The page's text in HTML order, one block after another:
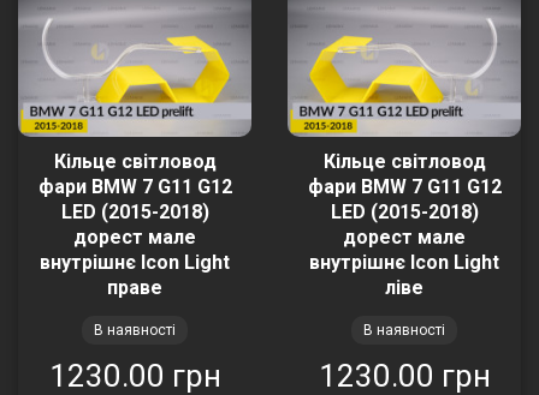
Кільце світловод
фари BMW 7 G11 G12
LED (2015-2018)
дорест мале
внутрішнє Icon Light
праве
В наявності
1230.00 грн
Кільце світловод
фари BMW 7 G11 G12
LED (2015-2018)
дорест мале
внутрішнє Icon Light
ліве
В наявності
1230.00 грн